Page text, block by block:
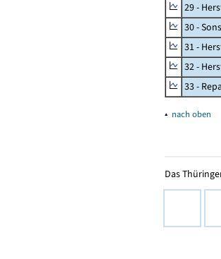
29 -
30 -
31 -
32 -
33 -
▴ nach oben
Das